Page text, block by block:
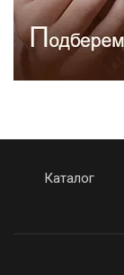
Каталог